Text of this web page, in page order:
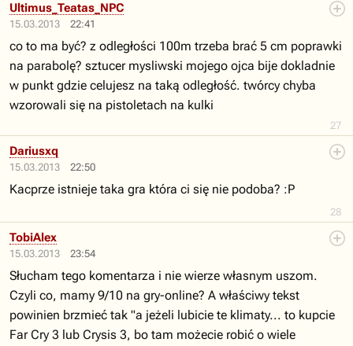
15.03.2013 22:41
27
Ultimus_Teatas_NPC
co to ma być? z odległości 100m trzeba brać 5 cm poprawki
na parabolę? sztucer mysliwski mojego ojca bije dokladnie
w punkt gdzie celujesz na taką odległość. twórcy chyba
wzorowali się na pistoletach na kulki
15.03.2013 22:50
28
Dariusxq
Kacprze istnieje taka gra która ci się nie podoba? :P
15.03.2013 23:54
TobiAlex
Słucham tego komentarza i nie wierze własnym uszom.
Czyli co, mamy 9/10 na gry-online? A właściwy tekst
powinien brzmieć tak "a jeżeli lubicie te klimaty... to kupcie
Far Cry 3 lub Crysis 3, bo tam możecie robić o wiele